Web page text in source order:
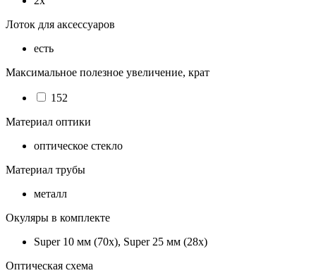
Лоток для аксессуаров
есть
Максимальное полезное увеличение, крат
152
Материал оптики
оптическое стекло
Материал трубы
металл
Окуляры в комплекте
Super 10 мм (70х), Super 25 мм (28х)
Оптическая схема